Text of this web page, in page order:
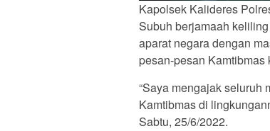
Kapolsek Kalideres
Subuh berjamaah
aparat negara dengan
pesan-pesan Kamtibmas
“Saya mengajak seluruh
Kamtibmas di
Sabtu, 25/6/2022.